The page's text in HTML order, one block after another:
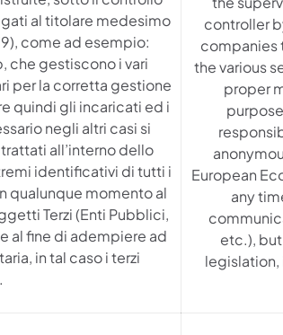
al titolare medesimo
come ad esempio:
che gestiscono i vari
per la corretta gestione
quindi gli incaricati ed i
negli altri casi si
all’interno dello
identificativi di tutti i
qualunque momento al
Terzi (Enti Pubblici,
al fine di adempiere ad
in tal caso i terzi
controller
companies
the various
proper
European
any
etc.),
legislation,